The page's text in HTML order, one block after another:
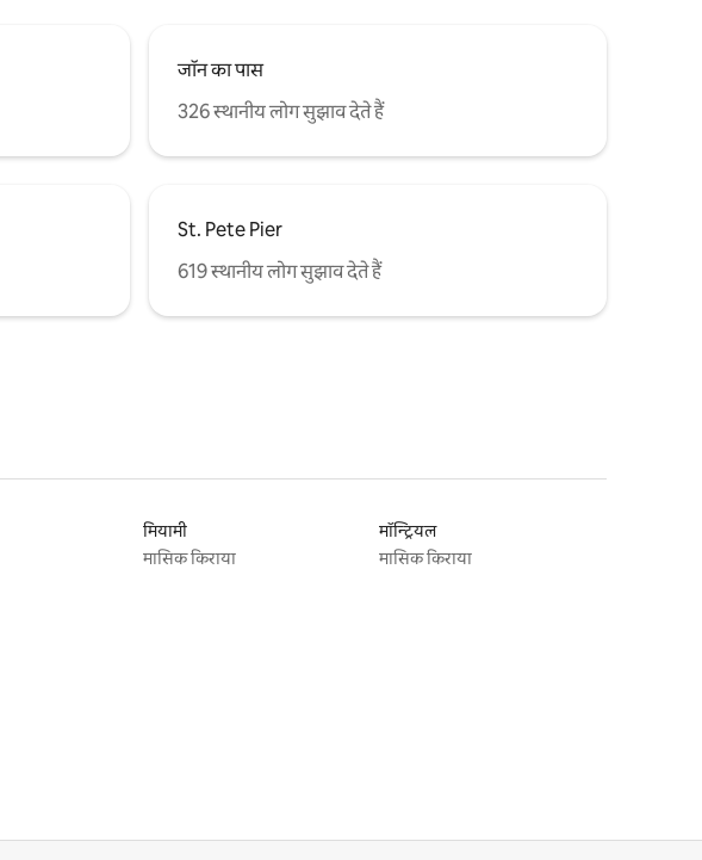
जॉन का पास
326 स्थानीय लोग सुझाव देते हैं
St. Pete Pier
619 स्थानीय लोग सुझाव देते हैं
मियामी
मासिक किराया
मॉन्ट्रियल
मासिक किराया